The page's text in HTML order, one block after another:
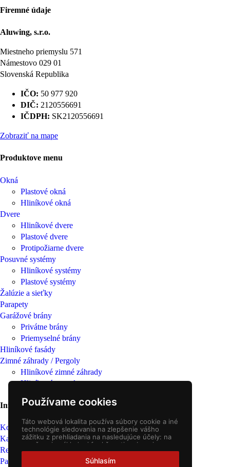
Používame cookies
Táto webová lokalita používa súbory cookie a iné
technológie sledovania na zlepšenie vášho
zážitku z prehliadania na nasledujúce účely: na
umožnenie základnej funkčnosti webovej
stránky,pre lepší zážitok na webe,na meranie
vášho záujmu o naše produkty a služby a na
Súhlasím
Firemné údaje
Aluwing, s.r.o.
Miestneho priemyslu 571
Námestovo 029 01
Slovenská Republika
IČO: 50 977 920
DIČ: 2120556691
IČDPH: SK2120556691
Zobraziť na mape
Produktove menu
Okná
Plastové okná
Hliníkové okná
Dvere
Hliníkové dvere
Plastové dvere
Protipožiarne dvere
Posuvné systémy
Hliníkové systémy
Plastové systémy
Žalúzie a sieťky
Parapety
Garážové brány
Privátne brány
Priemyselné brány
Hliníkové fasády
Zimné záhrady / Pergoly
Hliníkové zimné záhrady
Hliníkové pergoly
Informácie
Kontakt
Kariéra2
Referencie
Partneri